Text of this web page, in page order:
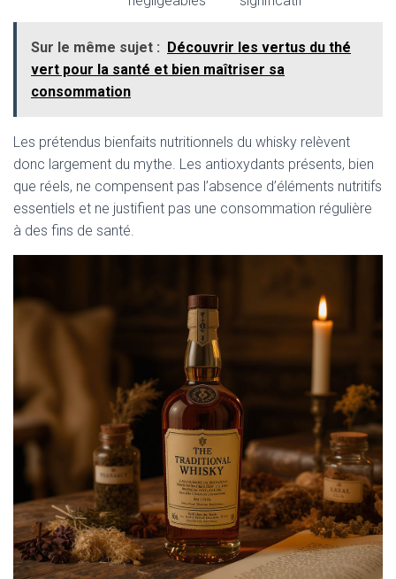
Sur le même sujet : Découvrir les vertus du thé
vert pour la santé et bien maîtriser sa
consommation
Les prétendus bienfaits nutritionnels du whisky relèvent
donc largement du mythe. Les antioxydants présents, bien
que réels, ne compensent pas l’absence d’éléments nutritifs
essentiels et ne justifient pas une consommation régulière
à des fins de santé.